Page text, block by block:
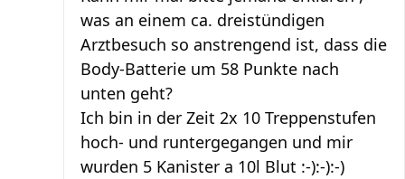
was an einem ca. dreistündigen
Arztbesuch so anstrengend ist, dass die
Body-Batterie um 58 Punkte nach
unten geht?
Ich bin in der Zeit 2x 10 Treppenstufen
hoch- und runtergegangen und mir
wurden 5 Kanister a 10l Blut :-):-):-)